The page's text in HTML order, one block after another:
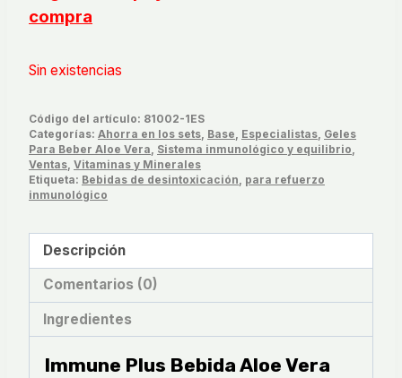
compra
Sin existencias
Código del artículo: 81002-1ES
Categorías: Ahorra en los sets, Base, Especialistas, Geles
Para Beber Aloe Vera, Sistema inmunológico y equilibrio,
Ventas, Vitaminas y Minerales
Etiqueta: Bebidas de desintoxicación, para refuerzo
inmunológico
Descripción
Comentarios (0)
Ingredientes
Immune Plus Bebida Aloe Vera